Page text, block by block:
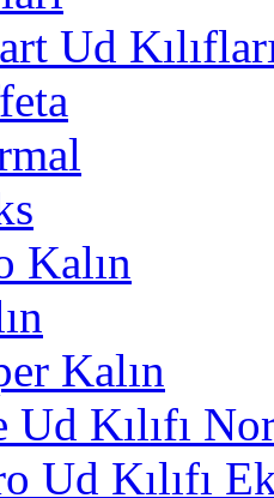
Ud
Kalın
Kalın
Ud Kılıfı
Ud Kılıfı